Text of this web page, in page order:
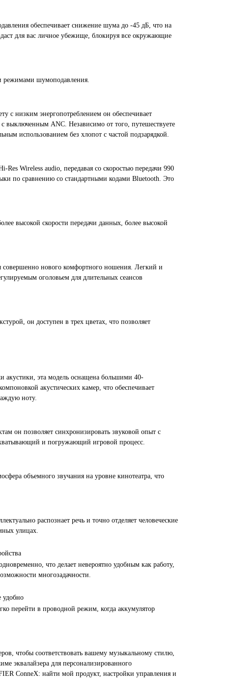
обеспечивает снижение шума до -45 дБ, что на
для вас личное убежище, блокируя все окружающие
режимами шумоподавления.
с низким энергопотреблением он обеспечивает
выключенным ANC. Независимо от того, путешествуете
использованием без хлопот с частой подзарядкой.
Wireless audio, передавая со скоростью передачи 990
по сравнению со стандартными кодами Bluetooth. Это
высокой скорости передачи данных, более высокой
нового комфортного ношения. Легкий и
оголовьем для длительных сеансов
он доступен в трех цветах, что позволяет
акустики, эта модель оснащена большими 40-
акустических камер, что обеспечивает
ноту.
он позволяет синхронизировать звуковой опыт с
и погружающий игровой процесс.
объемного звучания на уровне кинотеатра, что
распознает речь и точно отделяет человеческие
улицах.
что делает невероятно удобным как работу,
многозадачности.
удобно
перейти в проводной режим, когда аккумулятор
чтобы соответствовать вашему музыкальному стилю,
эквалайзера для персонализированного
ConneX: найти мой продукт, настройки управления и